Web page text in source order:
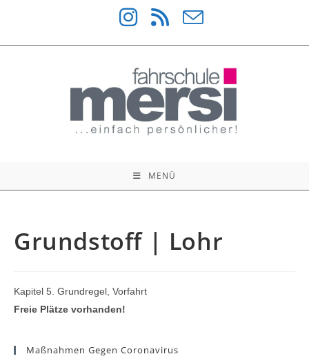
springen
MENÜ
Grundstoff | Lohr
Kapitel 5. Grundregel, Vorfahrt
Freie Plätze vorhanden!
Maßnahmen Gegen Coronavirus